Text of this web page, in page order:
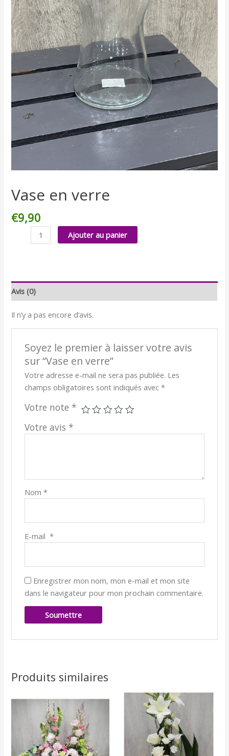
Vase en verre
€9,90
quantité
verre
Ajouter au panier
Avis (0)
Il n’y a pas encore d’avis.
Soyez le premier à laisser votre avis
sur “Vase en verre”
Votre adresse e-mail ne sera pas publiée. Les
champs obligatoires sont indiqués avec *
Votre note *
Votre avis *
Nom *
E-mail *
Enregistrer mon nom, mon e-mail et mon site
dans le navigateur pour mon prochain commentaire.
Produits similaires